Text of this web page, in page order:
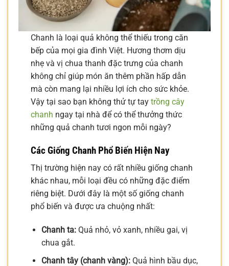
Chanh là loại quả không thể thiếu trong căn
bếp của mọi gia đình Việt. Hương thơm dịu
nhẹ và vị chua thanh đặc trưng của chanh
không chỉ giúp món ăn thêm phần hấp dẫn
mà còn mang lại nhiều lợi ích cho sức khỏe.
Vậy tại sao bạn không thử tự tay trồng cây
chanh ngay tại nhà để có thể thưởng thức
những quả chanh tươi ngon mỗi ngày?
Các Giống Chanh Phổ Biến Hiện Nay
Thị trường hiện nay có rất nhiều giống chanh
khác nhau, mỗi loại đều có những đặc điểm
riêng biệt. Dưới đây là một số giống chanh
phổ biến và được ưa chuộng nhất:
Chanh ta:Quả nhỏ, vỏ xanh, nhiều gai, vị
chua gắt.
Chanh tây (chanh vàng):Quả hình bầu dục,